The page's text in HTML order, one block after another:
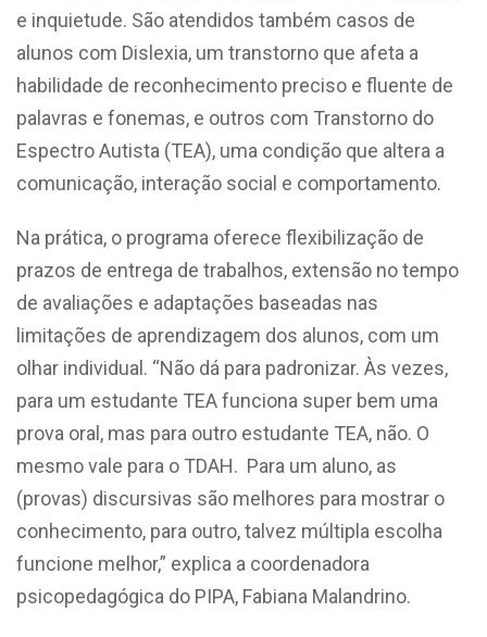
e inquietude. São atendidos também casos de
alunos com Dislexia, um transtorno que afeta a
habilidade de reconhecimento preciso e fluente de
palavras e fonemas, e outros com Transtorno do
Espectro Autista (TEA), uma condição que altera a
comunicação, interação social e comportamento.
Na prática, o programa oferece flexibilização de
prazos de entrega de trabalhos, extensão no tempo
de avaliações e adaptações baseadas nas
limitações de aprendizagem dos alunos, com um
olhar individual. “Não dá para padronizar. Às vezes,
para um estudante TEA funciona super bem uma
prova oral, mas para outro estudante TEA, não. O
mesmo vale para o TDAH. Para um aluno, as
(provas) discursivas são melhores para mostrar o
conhecimento, para outro, talvez múltipla escolha
funcione melhor,” explica a coordenadora
psicopedagógica do PIPA, Fabiana Malandrino.